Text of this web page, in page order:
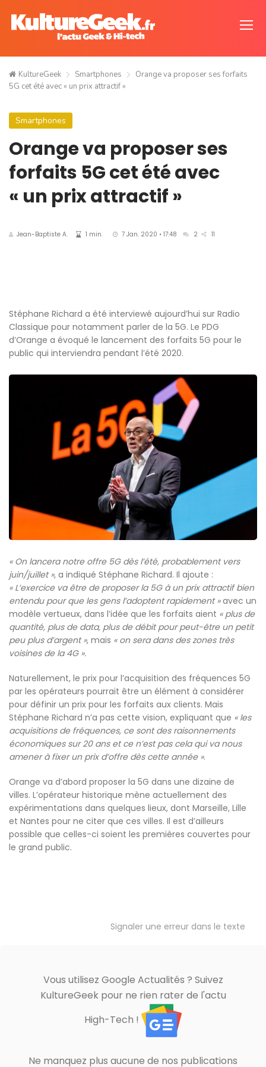
KultureGeek Smartphones
Orange va proposer ses forfaits
5G cet été avec « un prix attractif »
Smartphones
Orange va proposer ses
forfaits 5G cet été avec
« un prix attractif »
Jean-Baptiste A. 1 min. 7 Jan. 2020 • 17:48 2 11
Stéphane Richard a été interviewé aujourd’hui sur Radio
Classique pour notamment parler de la 5G. Le PDG
d’Orange a évoqué le lancement des forfaits 5G pour le
public qui interviendra pendant l’été 2020.
« On lancera notre offre 5G dès l’été, probablement vers
juin/juillet », a indiqué Stéphane Richard. Il ajoute :
« L’exercice va être de proposer la 5G à un prix attractif bien
entendu pour que les gens l’adoptent rapidement »avec un
modèle vertueux, dans l’idée que les forfaits aient « plus de
quantité, plus de data, plus de débit pour peut-être un petit
peu plus d’argent », mais « on sera dans des zones très
voisines de la 4G ».
Naturellement, le prix pour l’acquisition des fréquences 5G
par les opérateurs pourrait être un élément à considérer
pour définir un prix pour les forfaits aux clients. Mais
Stéphane Richard n’a pas cette vision, expliquant que « les
acquisitions de fréquences, ce sont des raisonnements
économiques sur 20 ans et ce n’est pas cela qui va nous
amener à fixer un prix d’offre dès cette année ».
Orange va d’abord proposer la 5G dans une dizaine de
villes. L’opérateur historique mène actuellement des
expérimentations dans quelques lieux, dont Marseille, Lille
et Nantes pour ne citer que ces villes. Il est d’ailleurs
possible que celles-ci soient les premières couvertes pour
le grand public.
Signaler une erreur dans le texte
Vous utilisez Google Actualités ? Suivez
KultureGeek pour ne rien rater de l'actu
High-Tech !
Ne manquez plus aucune de nos publications